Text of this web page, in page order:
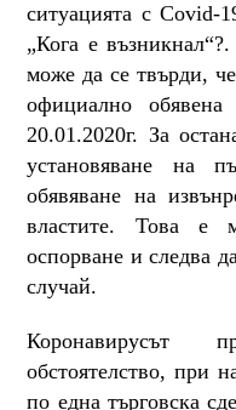
ситуацията с Covid-
„Кога е
може да се твърди,
официално
20.01.2020г. За
установяване на
обявяване на
властите. Това е
оспорване и следва
случай.
Коронавирусът
обстоятелство, при
по една търговска